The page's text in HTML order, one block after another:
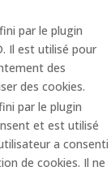
par le plugin
Il est utilisé pour
des
des cookies.
par le plugin
et est utilisé
a consenti
de cookies. Il ne